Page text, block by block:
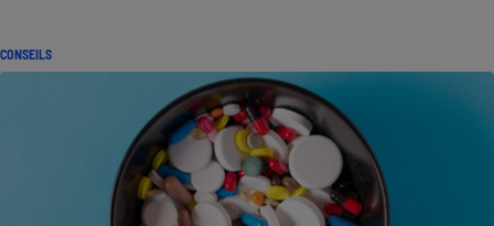
CONSEILS